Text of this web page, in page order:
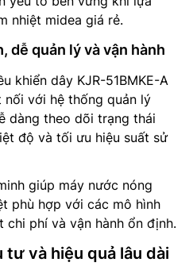
nhiệt midea giá rẻ.
dễ quản lý và vận hành
khiển dây KJR-51BMKE-A
nối với hệ thống quản lý
dàng theo dõi trạng thái
độ và tối ưu hiệu suất sử
giúp máy nước nóng
phù hợp với các mô hình
chi phí và vận hành ổn định.
và hiệu quả lâu dài